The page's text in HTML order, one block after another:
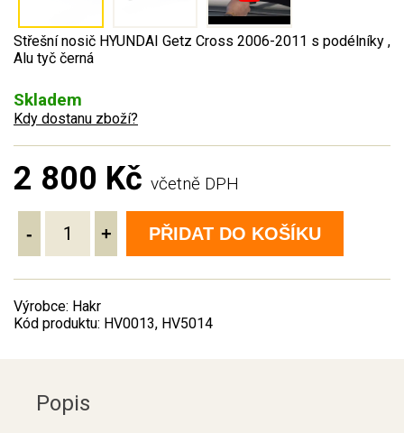
Střešní nosič HYUNDAI Getz Cross 2006-2011 s podélníky ,
Alu tyč černá
Skladem
Kdy dostanu zboží?
2 800 Kč včetně DPH
- + PŘIDAT DO KOŠÍKU
Výrobce: Hakr
Kód produktu: HV0013, HV5014
Popis